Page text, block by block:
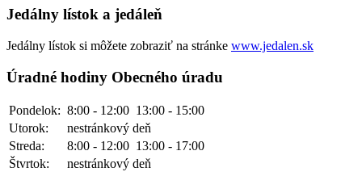
Jedálny lístok a jedáleň
Jedálny lístok si môžete zobraziť na stránke www.jedalen.sk
Úradné hodiny Obecného úradu
Pondelok: 8:00 - 12:00 13:00 - 15:00
Utorok:
nestránkový deň
Streda:
8:00 - 12:00 13:00 - 17:00
Štvrtok:
nestránkový deň